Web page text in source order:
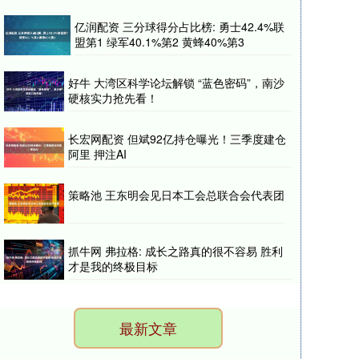
亿润配资 三分球得分占比榜: 勇士42.4%联
盟第1 绿军40.1%第2 黄蜂40%第3
好牛 大湾区科学论坛解锁 “蓝色密码”，南沙
硬核实力抢先看！
长宏网配资 但斌92亿持仓曝光！三季度建仓
阿里 押注AI
策略池 王东明会见日本工会总联合会代表团
抓牛网 弗拉格: 成长之路真的很不容易 胜利
才是我的终极目标
最新文章